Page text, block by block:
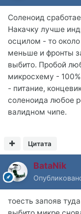
Соленоид
Накачку лучше
осцилом - то
меньше и фронты
выбито. Пробой
микросхему -
- питание,
соленоида любое
валидном чипе.
Цитата
BataNik
тоесть запояв